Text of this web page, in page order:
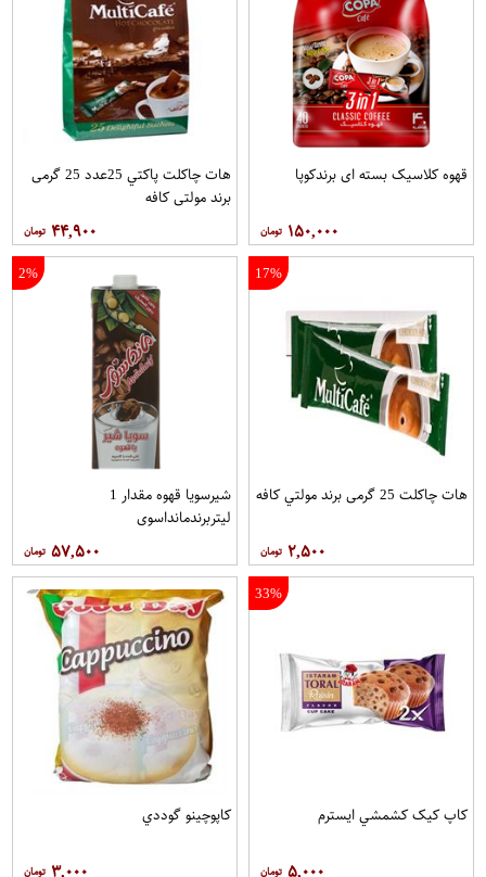
قهوه کلاسيک بسته ای برندکوپا
۱۵۰,۰۰۰
هات چاکلت پاکتي 25عدد 25 گرمی
برند مولتي کافه
۴۴,۹۰۰
17%
هات چاکلت 25 گرمی برند مولتي کافه
۲,۵۰۰
2%
شیرسویا قهوه مقدار 1
لیتربرندمانداسوی
۵۷,۵۰۰
33%
کاپ کيک کشمشي ايسترم
۵,۰۰۰
کاپوچينو گوددي
۳,۰۰۰